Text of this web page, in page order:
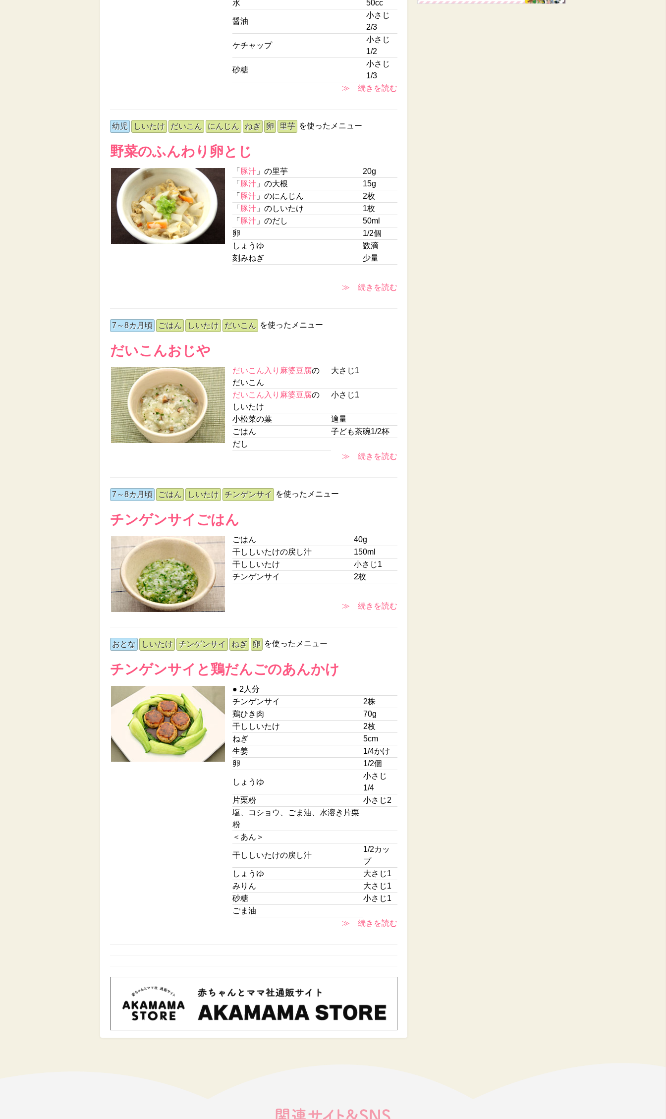
水
50cc
醤油
小さじ
2/3
ケチャップ
小さじ
1/2
砂糖
小さじ
1/3
≫ 続きを読む
幼児 しいたけ だいこん にんじん ねぎ 卵 里芋 を使ったメニュー
野菜のふんわり卵とじ
「 豚汁」の里芋
20g
「 豚汁」の大根
15g
「 豚汁」のにんじん
2枚
「 豚汁」のしいたけ
1枚
「 豚汁」のだし
50ml
卵
1/2個
しょうゆ
数滴
刻みねぎ
少量
≫ 続きを読む
7～8カ月頃 ごはん しいたけ だいこん を使ったメニュー
だいこんおじや
だいこん入り麻婆豆腐の
だいこん
大さじ1
だいこん入り麻婆豆腐の
しいたけ
小さじ1
小松菜の葉
適量
ごはん
子ども茶碗1/2杯
だし
≫ 続きを読む
7～8カ月頃 ごはん しいたけ チンゲンサイ を使ったメニュー
チンゲンサイごはん
ごはん
40g
干ししいたけの戻し汁
150ml
干ししいたけ
小さじ1
チンゲンサイ
2枚
≫ 続きを読む
おとな しいたけ チンゲンサイ ねぎ 卵 を使ったメニュー
チンゲンサイと鶏だんごのあんかけ
● 2人分
チンゲンサイ
2株
鶏ひき肉
70g
干ししいたけ
2枚
ねぎ
5cm
生姜
1/4かけ
卵
1/2個
しょうゆ
小さじ
1/4
片栗粉
小さじ2
塩、コショウ、ごま油、水溶き片栗
粉
＜あん＞
干ししいたけの戻し汁
1/2カッ
プ
しょうゆ
大さじ1
みりん
大さじ1
砂糖
小さじ1
ごま油
≫ 続きを読む